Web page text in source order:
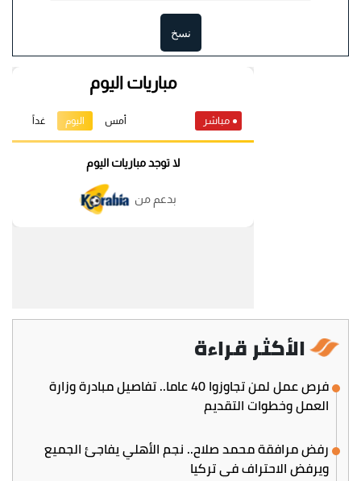
نسخ
الأكثر قراءة
فرص عمل لمن تجاوزوا 40 عاما.. تفاصيل مبادرة وزارة
العمل وخطوات التقديم
رفض مرافقة محمد صلاح.. نجم الأهلي يفاجئ الجميع
ويرفض الاحتراف في تركيا